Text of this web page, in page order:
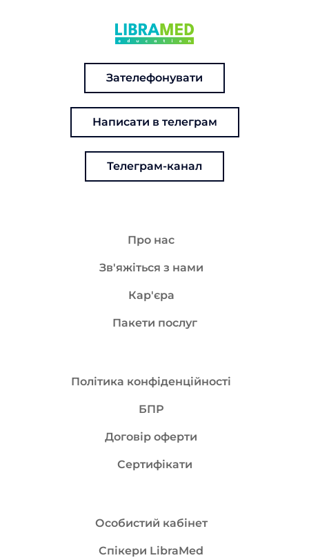
Зателефонувати
Написати в телеграм
Телеграм-канал
Про нас
Зв'яжіться з нами
Кар'єра
Пакети послуг
Політика конфіденційності
БПР
Договір оферти
Сертифікати
Особистий кабінет
Спікери LibraMed